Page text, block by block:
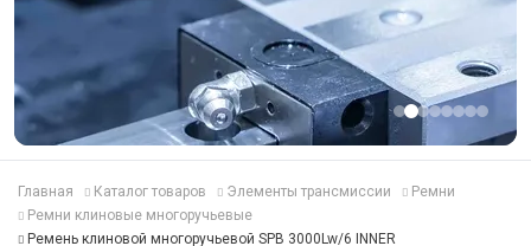
Главная Каталог товаров Элементы трансмиссии
Ремни
Ремни клиновые многоручьевые
Ремень клиновой многоручьевой SPB 3000Lw/6 INNER